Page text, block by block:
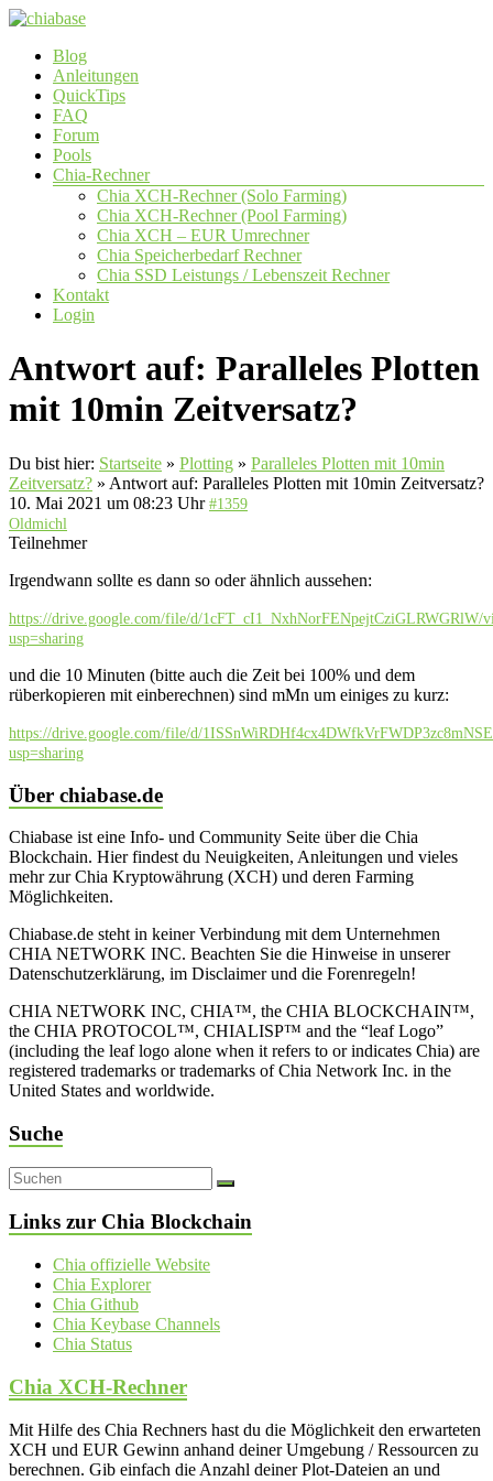
Zum
springen
chiabase
CHIA
Info-
Community
Seite
Menü
Blog
Anleitungen
QuickTips
FAQ
Forum
Pools
Chia-Rechner
Chia XCH-Rechner (Solo Farming)
Chia XCH-Rechner (Pool Farming)
Chia XCH – EUR Umrechner
Chia Speicherbedarf Rechner
Chia SSD Leistungs / Lebenszeit Rechner
Kontakt
Login
Antwort auf: Paralleles Plotten
mit 10min Zeitversatz?
Du bist hier: Startseite » Plotting » Paralleles Plotten mit 10min
Zeitversatz? » Antwort auf: Paralleles Plotten mit 10min Zeitversatz?
10. Mai 2021 um 08:23 Uhr #1359
Oldmichl
Teilnehmer
Irgendwann sollte es dann so oder ähnlich aussehen:
https://drive.google.com/file/d/1cFT_cI1_NxhNorFENpejtCziGLRWGRlW/
usp=sharing
und die 10 Minuten (bitte auch die Zeit bei 100% und dem
rüberkopieren mit einberechnen) sind mMn um einiges zu kurz:
https://drive.google.com/file/d/
usp=sharing
Über chiabase.de
Chiabase ist eine Info- und Community Seite über die Chia
Blockchain. Hier findest du Neuigkeiten, Anleitungen und vieles
mehr zur Chia Kryptowährung (XCH) und deren Farming
Möglichkeiten.
Chiabase.de steht in keiner Verbindung mit dem Unternehmen
CHIA NETWORK INC. Beachten Sie die Hinweise in unserer
Datenschutzerklärung, im Disclaimer und die Forenregeln!
CHIA NETWORK INC, CHIA™, the CHIA BLOCKCHAIN™,
the CHIA PROTOCOL™, CHIALISP™ and the “leaf Logo”
(including the leaf logo alone when it refers to or indicates Chia) are
registered trademarks or trademarks of Chia Network Inc. in the
United States and worldwide.
Suche
Links zur Chia Blockchain
Chia offizielle Website
Chia Explorer
Chia Github
Chia Keybase Channels
Chia Status
Chia XCH-Rechner
Mit Hilfe des Chia Rechners hast du die Möglichkeit den erwarteten
XCH und EUR Gewinn anhand deiner Umgebung / Ressourcen zu
berechnen. Gib einfach die Anzahl deiner Plot-Dateien an und